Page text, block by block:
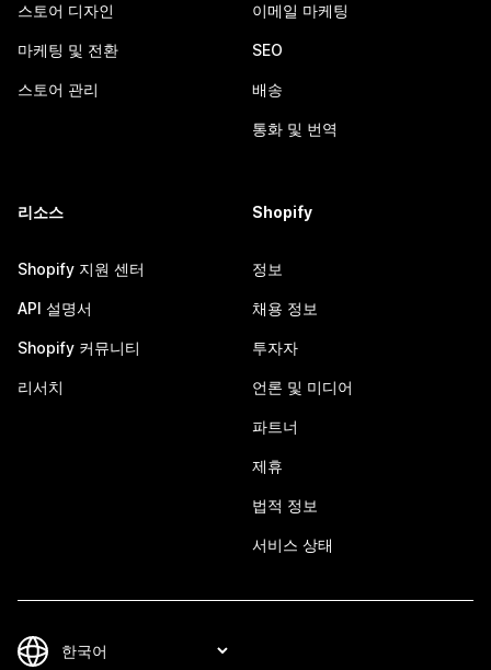
스토어 디자인
마케팅 및 전환
스토어 관리
이메일 마케팅
SEO
배송
통화 및 번역
리소스
Shopify 지원 센터
API 설명서
Shopify 커뮤니티
리서치
Shopify
정보
채용 정보
투자자
언론 및 미디어
파트너
제휴
법적 정보
서비스 상태